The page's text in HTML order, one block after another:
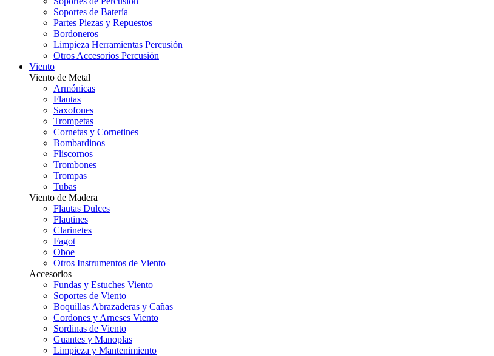
Soportes de Batería
Partes Piezas y Repuestos
Bordoneros
Limpieza Herramientas Percusión
Otros Accesorios Percusión
Viento
Viento de Metal
Armónicas
Flautas
Saxofones
Trompetas
Cornetas y Cornetines
Bombardinos
Fliscornos
Trombones
Trompas
Tubas
Viento de Madera
Flautas Dulces
Flautines
Clarinetes
Fagot
Oboe
Otros Instrumentos de Viento
Accesorios
Fundas y Estuches Viento
Soportes de Viento
Boquillas Abrazaderas y Cañas
Cordones y Arneses Viento
Sordinas de Viento
Guantes y Manoplas
Limpieza y Mantenimiento